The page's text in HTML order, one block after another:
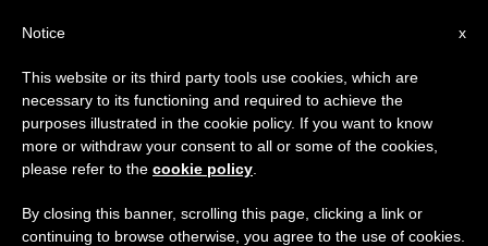
ETIQUETA
Posts Tagged
‘sociedad’
×
Aviso importante
Del 27 de julio al 7 de agosto haremos la pausa
anual, aprovechando que en el periodo de verano
se generan menos informaciones y también el
x
Notice
This website or its third party tools use cookies, which are
necessary to its functioning and required to achieve the
purposes illustrated in the cookie policy. If you want to know
more or withdraw your consent to all or some of the cookies,
please refer to the cookie policy
By closing this banner, scrolling this page, clicking a link or
continuing to browse otherwise, you agree to the use of cookies.